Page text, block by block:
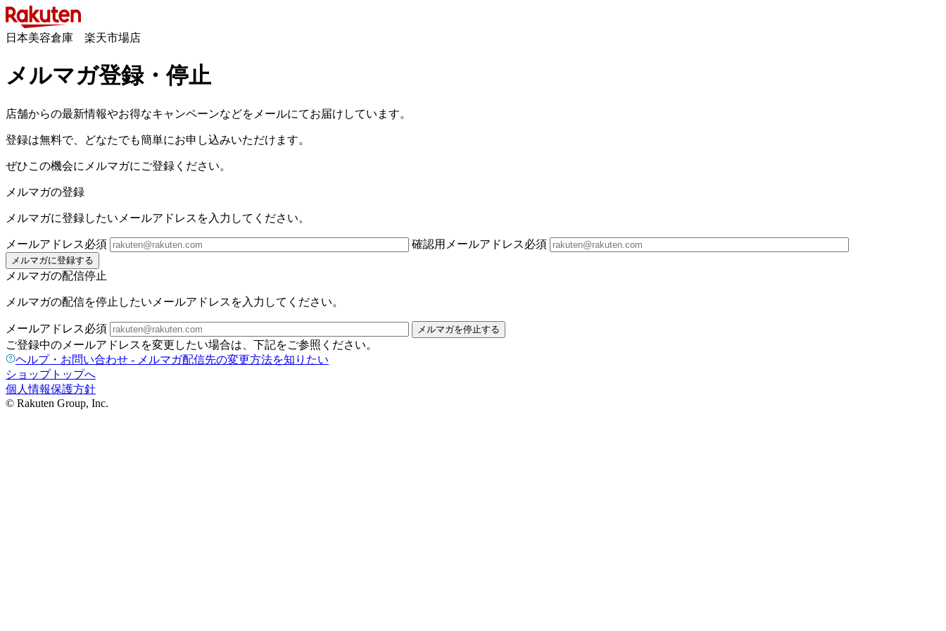
日本美容倉庫 楽天市場店
メルマガ登録・停止
店舗からの最新情報やお得なキャンペーンなどをメールにてお届けしています。
登録は無料で、どなたでも簡単にお申し込みいただけます。
ぜひこの機会にメルマガにご登録ください。
メルマガの登録
メルマガに登録したいメールアドレスを入力してください。
メールアドレス必須 確認用メールアドレス必須
メルマガに登録する
メルマガの配信停止
メルマガの配信を停止したいメールアドレスを入力してください。
メールアドレス必須 メルマガを停止する
ご登録中のメールアドレスを変更したい場合は、下記をご参照ください。
ヘルプ・お問い合わせ - メルマガ配信先の変更方法を知りたい
ショップトップへ
個人情報保護方針
© Rakuten Group, Inc.